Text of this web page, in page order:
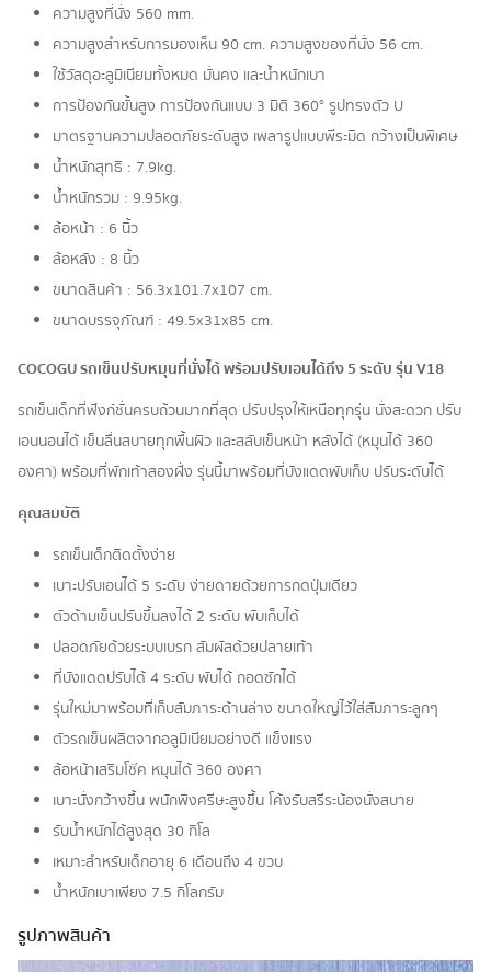
ความสูงที่นั่ง 560 mm.
ความสูงสำหรับการมองเห็น 90 cm. ความสูงของที่นั่ง 56 cm.
ใช้วัสดุอะลูมิเนียมทั้งหมด มั่นคง และน้ำหนักเบา
การป้องกันขั้นสูง การป้องกันแบบ 3 มิติ 360° รูปทรงตัว U
มาตรฐานความปลอดภัยระดับสูง เพลารูปแบบพีระมิด กว้างเป็นพิเศษ
น้ำหนักสุทธิ : 7.9kg.
น้ำหนักรวม : 9.95kg.
ล้อหน้า : 6 นิ้ว
ล้อหลัง : 8 นิ้ว
ขนาดสินค้า : 56.3x101.7x107 cm.
ขนาดบรรจุภัณฑ์ : 49.5x31x85 cm.
COCOGU รถเข็นปรับหมุนที่นั่งได้ พร้อมปรับเอนได้ถึง 5 ระดับ รุ่น V18
รถเข็นเด็กที่ฟังก์ชั่นครบถ้วนมากที่สุด ปรับปรุงให้เหนือทุกรุ่น นั่งสะดวก ปรับ
เอนนอนได้ เข็นลื่นสบายทุกพื้นผิว และสลับเข็นหน้า หลังได้ (หมุนได้ 360
องศา) พร้อมที่พักเท้าสองฝั่ง รุ่นนี้มาพร้อมที่บังแดดพับเก็บ ปรับระดับได้
คุณสมบัติ
รถเข็นเด็กติดตั้งง่าย
เบาะปรับเอนได้ 5 ระดับ ง่ายดายด้วยการกดปุ่มเดียว
ตัวด้ามเข็นปรับขึ้นลงได้ 2 ระดับ พับเก็บได้
ปลอดภัยด้วยระบบเบรก สัมผัสด้วยปลายเท้า
ที่บังแดดปรับได้ 4 ระดับ พับได้ ถอดซักได้
รุ่นใหม่มาพร้อมที่เก็บสัมภาระด้านล่าง ขนาดใหญ่ไว้ใส่สัมภาระลูกๆ
ตัวรถเข็นผลิตจากอลูมิเนียมอย่างดี แข็งแรง
ล้อหน้าเสริมโช๊ค หมุนได้ 360 องศา
เบาะนั่งกว้างขึ้น พนักพิงศรีษะสูงขึ้น โค้งรับสรีระน้องนั่งสบาย
รับน้ำหนักได้สูงสุด 30 กิโล
เหมาะสำหรับเด็กอายุ 6 เดือนถึง 4 ขวบ
น้ำหนักเบาเพียง 7.5 กิโลกรัม
รูปภาพสินค้า